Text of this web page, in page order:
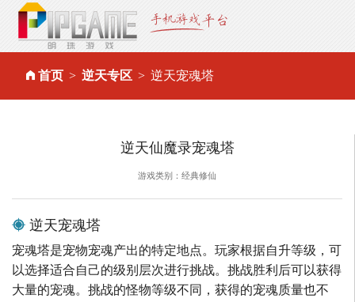
首页 逆天专区 逆天宠魂塔
逆天仙魔录宠魂塔
游戏类别：经典修仙
逆天宠魂塔
宠魂塔是宠物宠魂产出的特定地点。玩家根据自升等级，可
以选择适合自己的级别层次进行挑战。挑战胜利后可以获得
大量的宠魂。挑战的怪物等级不同，获得的宠魂质量也不